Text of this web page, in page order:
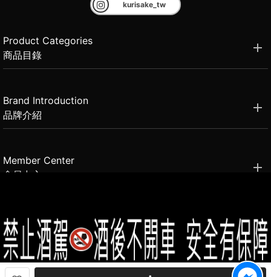
kurisake_tw
Product Categories
商品目錄
Brand Introduction
品牌介紹
Member Center
會員中心
2021思橙國際有限公司 版權所有 禁止轉貼節錄 All rights reserved.